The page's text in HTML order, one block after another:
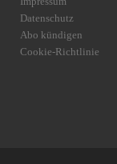
Datenschutz
Abo kündigen
Cookie-Richtlinie